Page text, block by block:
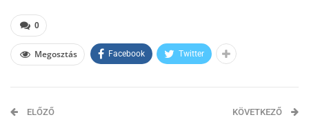
0
Megosztás Facebook Twitter
ELŐZŐ KÖVETKEZŐ